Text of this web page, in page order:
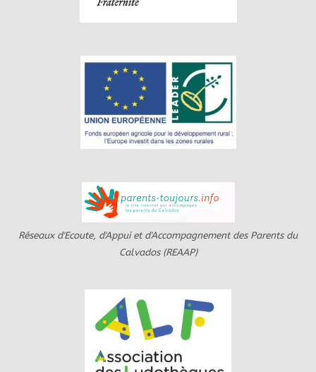
Réseaux d'Ecoute, d'Appui et d'Accompagnement des Parents du
Calvados (REAAP)